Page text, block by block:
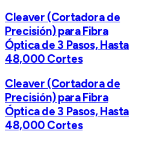
Cleaver (Cortadora de
Precisión) para Fibra
Óptica de 3 Pasos, Hasta
48,000 Cortes
Cleaver (Cortadora de
Precisión) para Fibra
Óptica de 3 Pasos, Hasta
48,000 Cortes